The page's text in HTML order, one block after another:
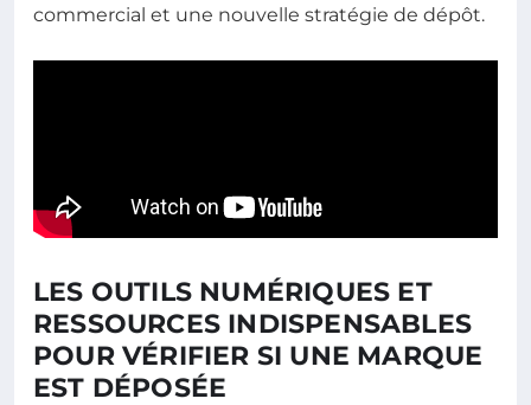
commercial et une nouvelle stratégie de dépôt.
LES OUTILS NUMÉRIQUES ET
RESSOURCES INDISPENSABLES
POUR VÉRIFIER SI UNE MARQUE
EST DÉPOSÉE